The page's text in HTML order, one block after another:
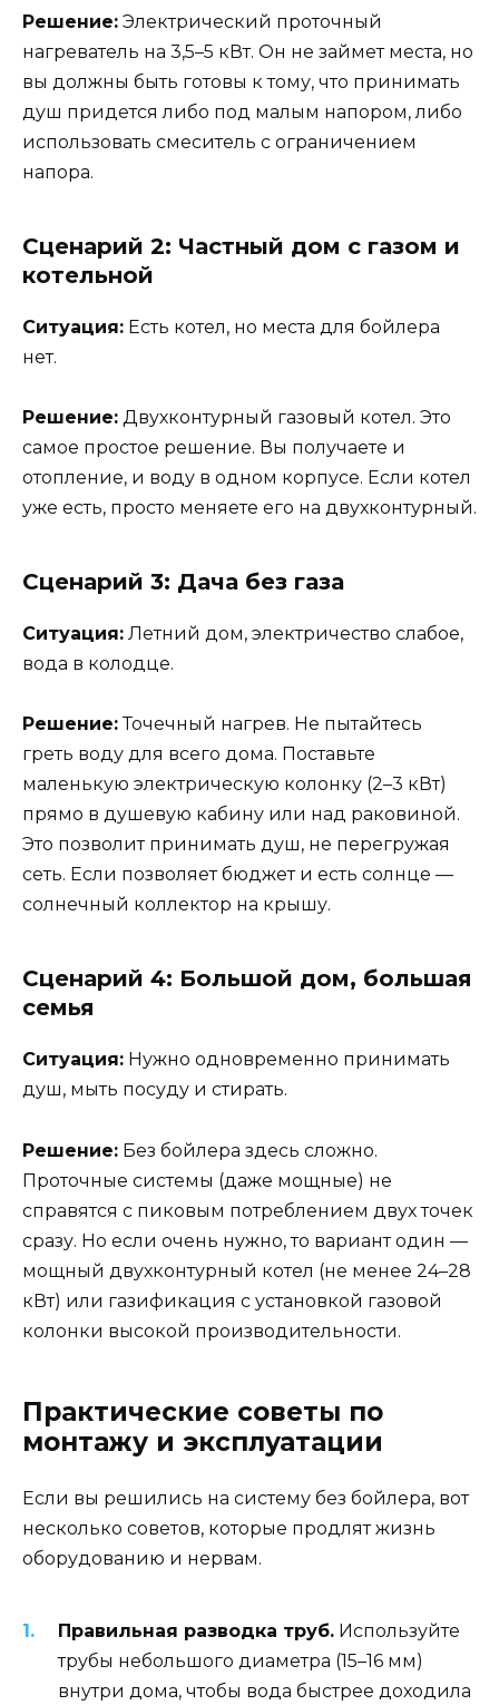
Решение: Электрический проточный
нагреватель на 3,5–5 кВт. Он не займет места, но
вы должны быть готовы к тому, что принимать
душ придется либо под малым напором, либо
использовать смеситель с ограничением
напора.
Сценарий 2: Частный дом с газом и
котельной
Ситуация: Есть котел, но места для бойлера
нет.
Решение: Двухконтурный газовый котел. Это
самое простое решение. Вы получаете и
отопление, и воду в одном корпусе. Если котел
уже есть, просто меняете его на двухконтурный.
Сценарий 3: Дача без газа
Ситуация: Летний дом, электричество слабое,
вода в колодце.
Решение:Точечный нагрев. Не пытайтесь
греть воду для всего дома. Поставьте
маленькую электрическую колонку (2–3 кВт)
прямо в душевую кабину или над раковиной.
Это позволит принимать душ, не перегружая
сеть. Если позволяет бюджет и есть солнце —
солнечный коллектор на крышу.
Сценарий 4: Большой дом, большая
семья
Ситуация: Нужно одновременно принимать
душ, мыть посуду и стирать.
Решение: Без бойлера здесь сложно.
Проточные системы (даже мощные) не
справятся с пиковым потреблением двух точек
сразу. Но если очень нужно, то вариант один —
мощный двухконтурный котел (не менее 24–28
кВт) или газификация с установкой газовой
колонки высокой производительности.
Практические советы по
монтажу и эксплуатации
Если вы решились на систему без бойлера, вот
несколько советов, которые продлят жизнь
оборудованию и нервам.
Правильная разводка труб. Используйте
трубы небольшого диаметра (15–16 мм)
внутри дома, чтобы вода быстрее доходила